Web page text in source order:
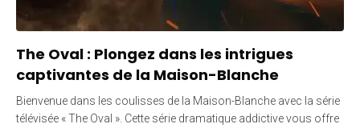
The Oval : Plongez dans les intrigues
captivantes de la Maison-Blanche
Bienvenue dans les coulisses de la Maison-Blanche avec la série
télévisée « The Oval ». Cette série dramatique addictive vous offre